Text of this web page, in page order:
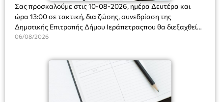
Σας προσκαλούμε στις 10-08-2026, ημέρα Δευτέρα και
ώρα 13:00 σε τακτική, δια ζώσης, συνεδρίαση της
Δημοτικής Επιτροπής Δήμου Ιεράπετραςπου θα διεξαχθεί
στο Δημοτικό Κατάστημα, Δημοκρατίας 31 στην αίθουσα
και λήψη αποφάσεων στα παρακάτω θέματα:
06/08/2026